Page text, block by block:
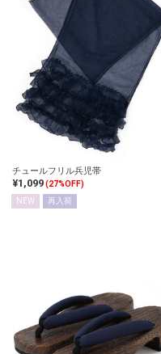
チュールフリル兵児帯
¥1,099(27%OFF)
NEW
再入荷